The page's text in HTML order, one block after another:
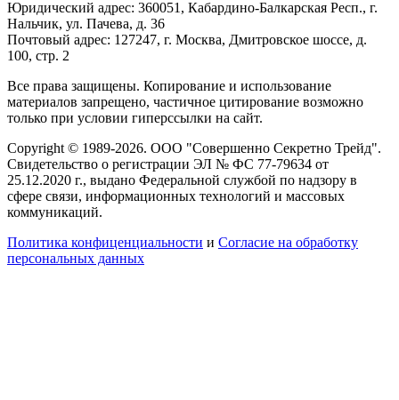
Юридический адрес: 360051, Кабардино-Балкарская Респ., г.
Нальчик, ул. Пачева, д. 36
Почтовый адрес: 127247, г. Москва, Дмитровское шоссе, д.
100, стр. 2
Все права защищены. Копирование и использование
материалов запрещено, частичное цитирование возможно
только при условии гиперссылки на сайт.
Copyright © 1989-2026. ООО "Совершенно Секретно Трейд".
Свидетельство о регистрации ЭЛ № ФС 77-79634 от
25.12.2020 г., выдано Федеральной службой по надзору в
сфере связи, информационных технологий и массовых
коммуникаций.
Политика конфиценциальности и Согласие на обработку
персональных данных